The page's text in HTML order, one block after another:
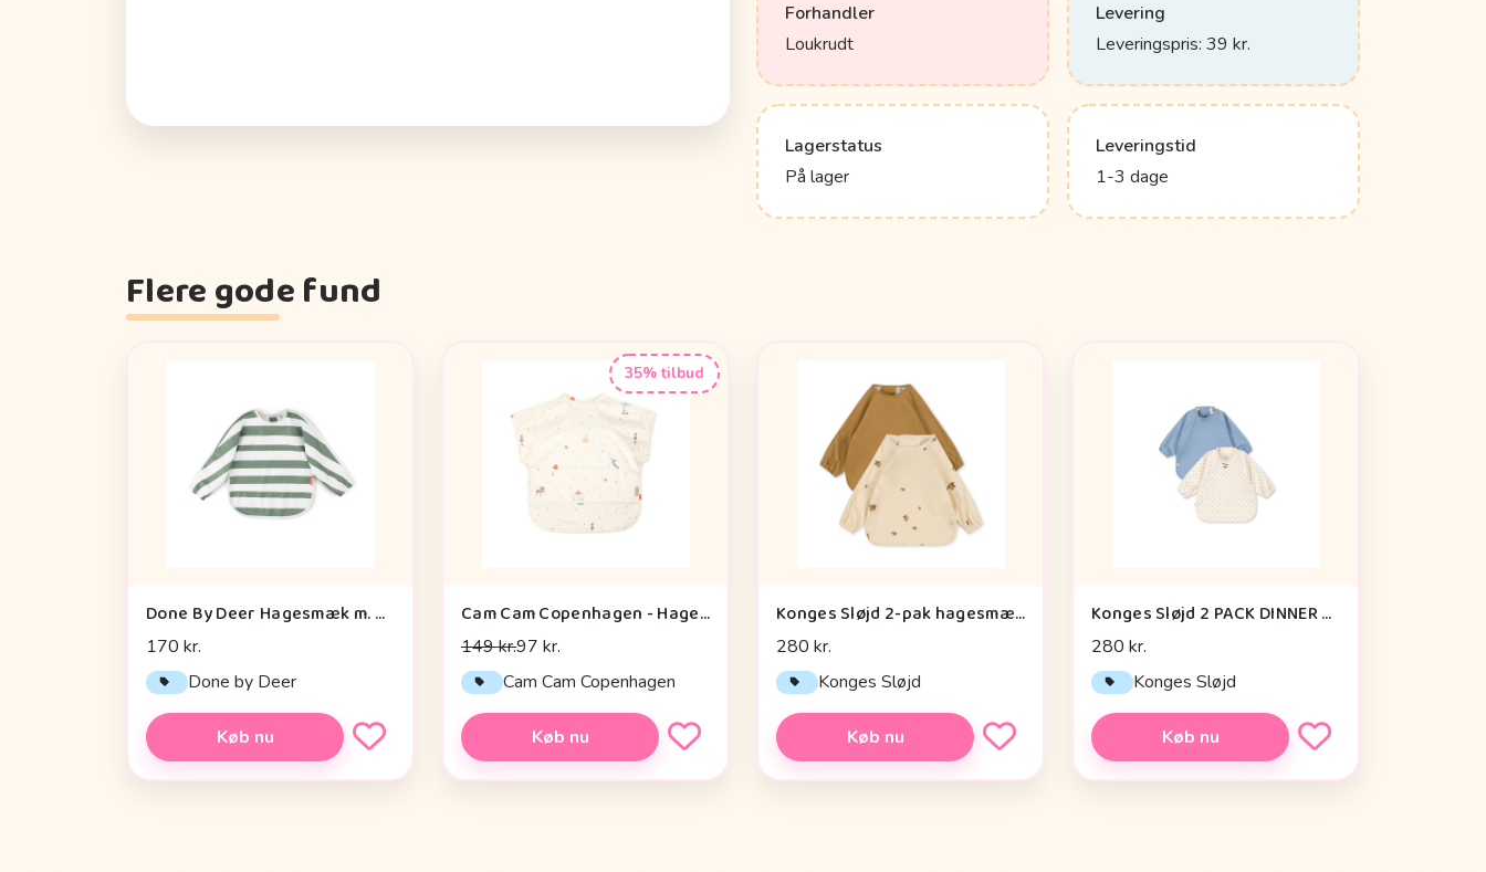
Forhandler
Loukrudt
Levering
Leveringspris: 39 kr.
Lagerstatus
På lager
Leveringstid
1-3 dage
Flere gode fund
Done By Deer Hagesmæk m. Ærmer og Lomme - Stripes - Grøn
170 kr.
Done by Deer
Køb nu
35% tilbud
Cam Cam Copenhagen - Hagesmæk m. Korte Ærmer - Carousel
149 kr.97 kr.
Cam Cam Copenhagen
Køb nu
Konges Sløjd 2-pak hagesmæk med ærmer - LEMON
280 kr.
Konges Sløjd
Køb nu
Konges Sløjd 2 PACK DINNER BIB WITH SLEEVES - Navy Dot/Rain Washed
280 kr.
Konges Sløjd
Køb nu